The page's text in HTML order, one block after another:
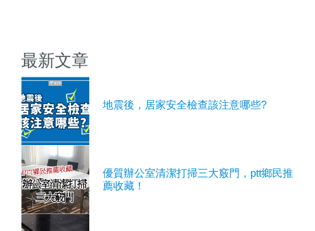
最新文章
地震後，居家安全檢查該注意哪些?
優質辦公室清潔打掃三大竅門，ptt鄉民推
薦收藏！